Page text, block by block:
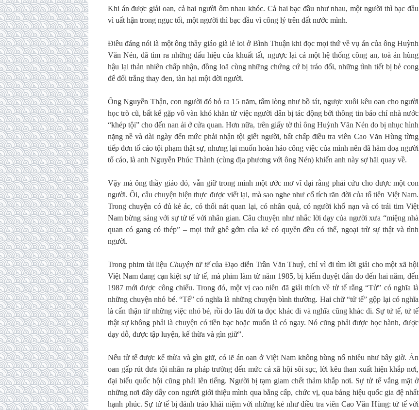
Khi án được giải oan, cả hai người ôm nhau khóc. Cả hai bạc đầu như nhau, một người thì bạc đầu
vì uất hận trong ngục tối, một người thì bạc đầu vì công lý trên đất nước mình.
Điều đáng nói là một ông thầy giáo già lẻ loi ở Bình Thuận khi đọc mọi thứ về vụ án của ông Huỳnh
Văn Nén, đã tìm ra những dấu hiệu của khuất tất, ngược lại cả một hệ thống công an, toà án hùng
hậu lại thản nhiên chấp nhận, đồng loã cùng những chứng cứ bị tráo đổi, những tình tiết bị bẻ cong
để đổi trắng thay đen, tàn hại một đời người.
Ông Nguyễn Thận, con người đó bỏ ra 15 năm, tấm lòng như bồ tát, ngược xuôi kêu oan cho người
học trò cũ, bất kể gặp vô vàn khó khăn từ việc người dân bị tác động bởi thông tin báo chí nhà nước
“khép tội” cho đến nan ải ở cửa quan. Hơn nữa, trên giấy tờ thì ông Huỳnh Văn Nén do bị nhục hình
nặng nề và dài ngày đến mức phải nhận tội giết người, bất chấp điều tra viên Cao Văn Hùng từng
tiếp đơn tố cáo tội phạm thật sự, nhưng lại muốn hoàn hảo công việc của mình nên đã hăm doạ người
tố cáo, là anh Nguyễn Phúc Thành (cùng địa phương với ông Nén) khiến anh này sợ hãi quay về.
Vậy mà ông thầy giáo đó, vẫn giữ trong mình một ước mơ vĩ đại rằng phải cứu cho được một con
người. Ôi, câu chuyện hiện thực được viết lại, mà sao nghe như cổ tích răn đời của tổ tiên Việt Nam.
Trong chuyện có đủ kẻ ác, có thối nát quan lại, có nhân quả, có người khổ nạn và có trái tim Việt
Nam bừng sáng với sự tử tế với nhân gian. Câu chuyện như nhắc lời dạy của người xưa “miệng nhà
quan có gang có thép” – mọi thứ ghê gớm của kẻ có quyền đều có thể, ngoại trừ sự thật và tình
người.
Trong phim tài liệu Chuyện tử tếcủa Đạo diễn Trần Văn Thuỷ, chỉ vì đi tìm lời giải cho một xã hội
Việt Nam đang cạn kiệt sự tử tế, mà phim làm từ năm 1985, bị kiểm duyệt đắn đo đến hai năm, đến
1987 mới được công chiếu. Trong đó, một vị cao niên đã giải thích về tử tế rằng “Tử” có nghĩa là
những chuyện nhỏ bé. “Tế” có nghĩa là những chuyện bình thường. Hai chữ “tử tế” gộp lại có nghĩa
là cẩn thận từ những việc nhỏ bé, rồi do lâu đời ta đọc khác đi và nghĩa cũng khác đi. Sự tử tế, tử tế
thật sự không phải là chuyện có tiền bạc hoặc muốn là có ngay. Nó cũng phải được học hành, được
dạy dỗ, được tập luyện, kế thừa và gìn giữ”.
Nếu tử tế được kế thừa và gìn giữ, có lẽ án oan ở Việt Nam không bùng nổ nhiều như bây giờ. Án
oan gấp rút đưa tội nhân ra pháp trường đến mức cả xã hội sôi sục, lời kêu than xuất hiện khắp nơi,
đại biểu quốc hội cũng phải lên tiếng. Người bị tạm giam chết thảm khắp nơi. Sự tử tế vắng mặt ở
những nơi đây dẫy con người giới thiệu mình qua bằng cấp, chức vị, qua bảng hiệu quốc gia đệ nhất
hạnh phúc. Sự tử tế bị đánh tráo khái niệm với những kẻ như điều tra viên Cao Văn Hùng: tử tế với